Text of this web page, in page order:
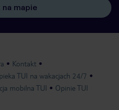
na mapie
Kontakt
TUI na wakacjach 24/7
mobilna TUI Opinie TUI